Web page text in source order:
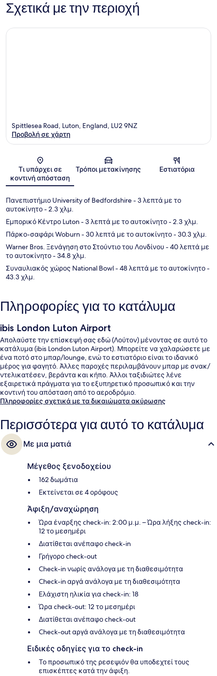
Σχετικά με την περιοχή
Χάρτης
Spittlesea Road, Luton, England, LU2 9NZ
Προβολή σε χάρτη
Τι υπάρχει σε
κοντινή απόσταση
Τρόποι μετακίνησης Εστιατόρια
Πανεπιστήμιο University of Bedfordshire- 3 λεπτά με το
αυτοκίνητο- 2.3 χλμ.
Εμπορικό Κέντρο Luton- 3 λεπτά με το αυτοκίνητο- 2.3 χλμ.
Πάρκο-σαφάρι Woburn- 30 λεπτά με το αυτοκίνητο- 30.3 χλμ.
Warner Bros. Ξενάγηση στο Στούντιο του Λονδίνου - 40 λεπτά με
το αυτοκίνητο- 34.8 χλμ.
Συναυλιακός χώρος National Bowl- 48 λεπτά με το αυτοκίνητο-
43.3 χλμ.
Πληροφορίες για το κατάλυμα
ibis London Luton Airport
Απολαύστε την επίσκεψή σας εδώ (Λούτον) μένοντας σε αυτό το
κατάλυμα (ibis London Luton Airport). Μπορείτε να χαλαρώσετε με
ένα ποτό στο μπαρ/lounge, ενώ το εστιατόριο είναι το ιδανικό
μέρος για φαγητό. Άλλες παροχές περιλαμβάνουν μπαρ με σνακ/
ντελικατέσεν, βεράντα και κήπο. Άλλοι ταξιδιώτες λένε
εξαιρετικά πράγματα για το εξυπηρετικό προσωπικό και την
κοντινή του απόσταση από το αεροδρόμιο.
Πληροφορίες σχετικά με τα δικαιώματα ακύρωσης
Περισσότερα για αυτό το κατάλυμα
Με μια ματιά
Μέγεθος ξενοδοχείου
162 δωμάτια
Εκτείνεται σε 4 ορόφους
Άφιξη/αναχώρηση
Ώρα έναρξης check-in: 2:00 μ.μ. – Ώρα λήξης check-in:
12 το μεσημέρι
Διατίθεται ανέπαφο check-in
Γρήγορο check-out
Check-in νωρίς ανάλογα με τη διαθεσιμότητα
Check-in αργά ανάλογα με τη διαθεσιμότητα
Ελάχιστη ηλικία για check-in: 18
Ώρα check-out: 12 το μεσημέρι
Διατίθεται ανέπαφο check-out
Check-out αργά ανάλογα με τη διαθεσιμότητα
Ειδικές οδηγίες για το check-in
Το προσωπικό της ρεσεψιόν θα υποδεχτεί τους
επισκέπτες κατά την άφιξη.